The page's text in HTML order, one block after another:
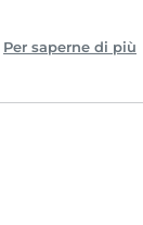
Per saperne di più